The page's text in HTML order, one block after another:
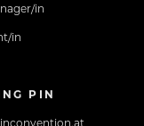
in
in
PIN